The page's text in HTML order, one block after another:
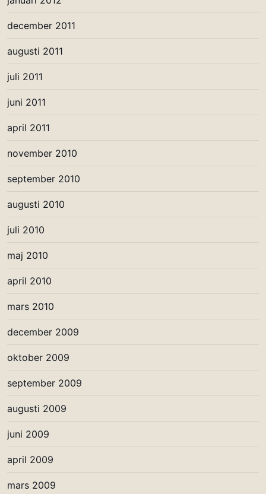
december 2011
augusti 2011
juli 2011
juni 2011
april 2011
november 2010
september 2010
augusti 2010
juli 2010
maj 2010
april 2010
mars 2010
december 2009
oktober 2009
september 2009
augusti 2009
juni 2009
april 2009
mars 2009